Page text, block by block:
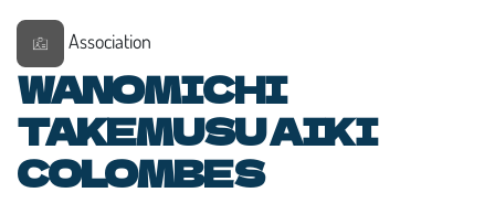
Association
WANOMICHI
TAKEMUSU AIKI
COLOMBES